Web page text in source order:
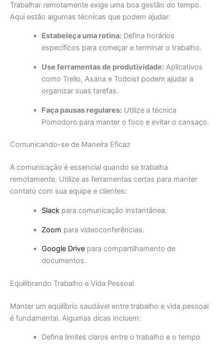
Trabalhar remotamente exige uma boa gestão do tempo.
Aqui estão algumas técnicas que podem ajudar:
Estabeleça uma rotina:Defina horários
específicos para começar e terminar o trabalho.
Use ferramentas de produtividade:Aplicativos
como Trello, Asana e Todoist podem ajudar a
organizar suas tarefas.
Faça pausas regulares:Utilize a técnica
Pomodoro para manter o foco e evitar o cansaço.
Comunicando-se de Maneira Eficaz
A comunicação é essencial quando se trabalha
remotamente. Utilize as ferramentas certas para manter
contato com sua equipe e clientes:
Slackpara comunicação instantânea.
Zoom para videoconferências.
Google Drivepara compartilhamento de
documentos.
Equilibrando Trabalho e Vida Pessoal
Manter um equilíbrio saudável entre trabalho e vida pessoal
é fundamental. Algumas dicas incluem:
Defina limites claros entre o trabalho e o tempo